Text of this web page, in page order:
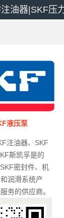
油器|SKF压
液压泵
注油器、SKF
斯凯孚是的
密封件、机
润滑系统产
务的供应商。